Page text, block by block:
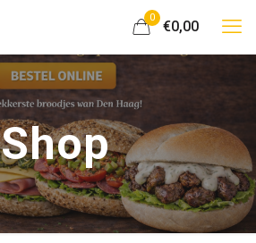
0
€0,00
Shop